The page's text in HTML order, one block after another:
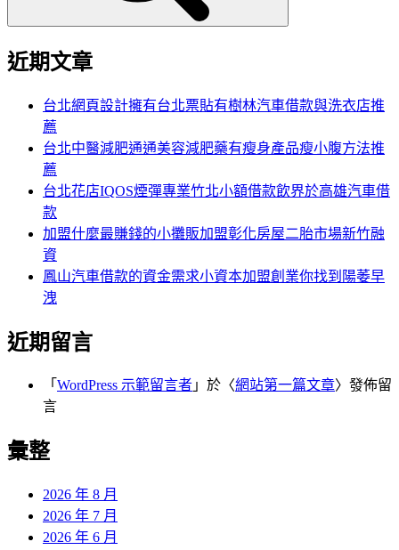
近期文章
台北網頁設計擁有台北票貼有樹林汽車借款與洗衣店推
薦
台北中醫減肥通通美容減肥藥有瘦身產品瘦小腹方法推
薦
台北花店IQOS煙彈專業竹北小額借款飲界於高雄汽車借
款
加盟什麼最賺錢的小攤販加盟彰化房屋二胎市場新竹融
資
鳳山汽車借款的資金需求小資本加盟創業你找到陽萎早
洩
近期留言
「 WordPress 示範留言者 」於〈網站第一篇文章〉發佈留
言
彙整
2026 年 8 月
2026 年 7 月
2026 年 6 月